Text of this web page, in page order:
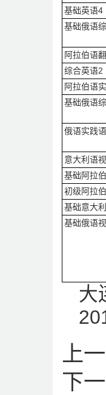
基础英语4
基础俄语
阿拉伯语
综合英语2
阿拉伯语
基础俄语
俄语实践
意大利语
基础阿拉
初级阿拉
基础意大
基础俄语
大
上
下